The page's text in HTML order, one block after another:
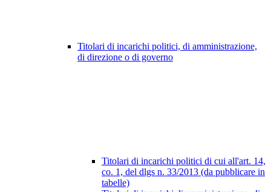
Titolari di incarichi politici, di amministrazione,
di direzione o di governo
Titolari di incarichi politici di cui all'art. 14,
co. 1, del dlgs n. 33/2013 (da pubblicare in
tabelle)